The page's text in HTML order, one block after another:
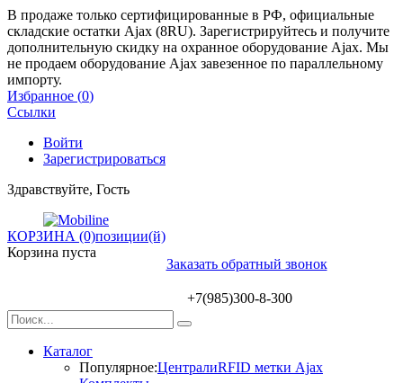
В продаже только сертифицированные в РФ, официальные
складские остатки Ajax (8RU). Зарегистрируйтесь и получите
дополнительную скидку на охранное оборудование Ajax. Мы
не продаем оборудование Ajax завезенное по параллельному
импорту.
Избранное (0)
Ссылки
Войти
Зарегистрироваться
Здравствуйте, Гость
КОРЗИНА (0)позиции(й)
Корзина пуста
Заказать обратный звонок
+7(985)300-8-300
Каталог
Популярное:ЦентралиRFID метки Ajax